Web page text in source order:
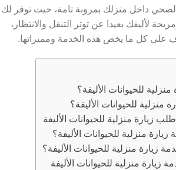
الصحي داخل منزلك بمرونة تامة، حيث توفر لك
لأليفك بعيدا عن توتر التنقل والانتظار،
على كل ما يخص هذه الخدمة ومميزاتها.
للحيوانات الأليفة؟
منزلية للحيوانات الأليفة؟
زيارة منزلية للحيوانات الأليفة
منزلية للحيوانات الأليفة؟
زيارة منزلية للحيوانات الأليفة؟
منزلية للحيوانات الأليفة